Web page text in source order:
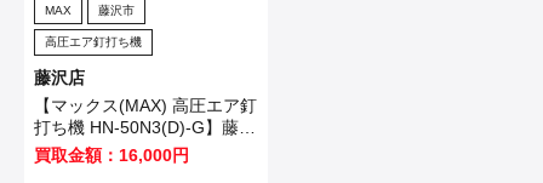
MAX 藤沢市
高圧エア釘打ち機
藤沢店
【マックス(MAX) 高圧エア釘
打ち機 HN-50N3(D)-G】藤沢
市のお客様から買取させてい
ただきました！
買取金額：16,000円